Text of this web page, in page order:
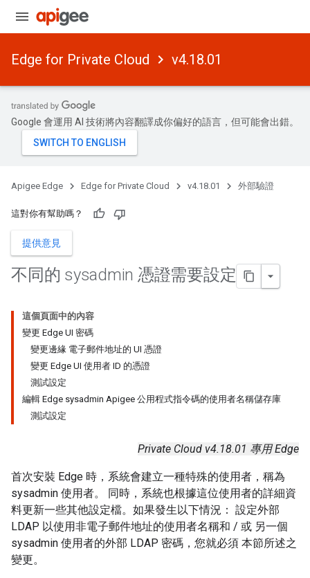
Edge for Private Cloud v4.18.01
Google 會運用 AI 技術將內容翻譯成你偏好的語言，但可能會出錯。
Apigee Edge Edge for Private Cloud v4.18.01 外部驗證
這對你有幫助嗎？
提供意見
不同的 sysadmin 憑證需要設定
這個頁面中的內容
變更 Edge UI 密碼
變更邊緣 電子郵件地址的 UI 憑證
變更 Edge UI 使用者 ID 的憑證
測試設定
編輯 Edge sysadmin Apigee 公用程式指令碼的使用者名稱儲存庫
測試設定
Private Cloud v4.18.01 專用 Edge
首次安裝 Edge 時，系統會建立一種特殊的使用者，稱為
sysadmin 使用者。 同時，系統也根據這位使用者的詳細資
料更新一些其他設定檔。如果發生以下情況： 設定外部
LDAP 以使用非電子郵件地址的使用者名稱和 / 或 另一個
sysadmin 使用者的外部 LDAP 密碼，您就必須 本節所述之
變更。